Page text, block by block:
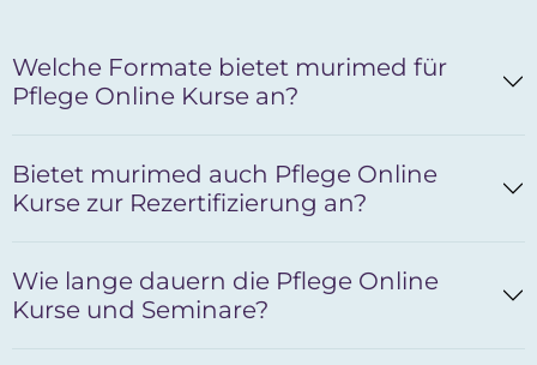
Welche Formate bietet murimed für
Pflege Online Kurse an?
Bietet murimed auch Pflege Online
Kurse zur Rezertifizierung an?
Wie lange dauern die Pflege Online
Kurse und Seminare?